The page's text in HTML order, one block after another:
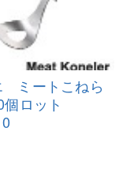
ミートこねら
ロッ ト